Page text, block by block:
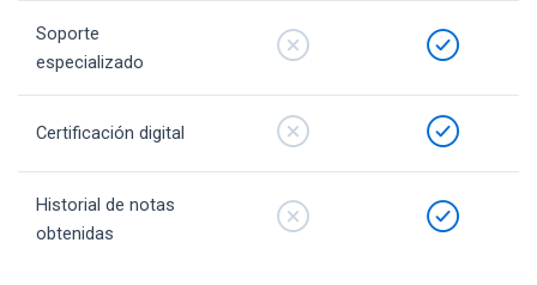
Soporte
especializado
Certificación digital
Historial de notas
obtenidas